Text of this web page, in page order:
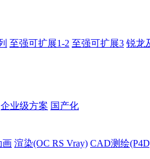
至强可扩展1-2 至强可扩展3 锐龙
企业级方案 国产化
画 渲染(OC RS Vray) CAD测绘